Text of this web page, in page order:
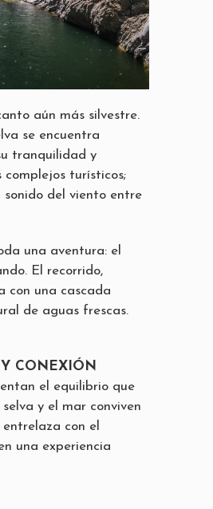
aún más silvestre.
se encuentra
tranquilidad y
turísticos;
sonido del viento entre
una aventura: el
El recorrido,
con una cascada
de aguas frescas.
CONEXIÓN
el equilibrio que
y el mar conviven
con el
una experiencia